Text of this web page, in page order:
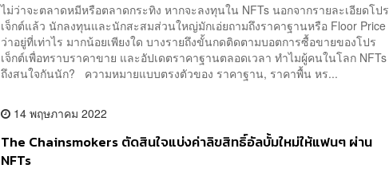
ไม่ว่าจะตลาดหมีหรือตลาดกระทิง หากจะลงทุนใน NFTs นอกจากรายละเอียดโปร
เจ็กต์แล้ว นักลงทุนและนักสะสมส่วนใหญ่มักเอ่ยถามถึงราคาฐานหรือ Floor Price
ว่าอยู่ที่เท่าไร มากน้อยเพียงใด บางรายถึงขั้นกดติดตามบอตการซื้อขายของโปร
เจ็กต์เพื่อทราบราคาขาย และอัปเดตราคาฐานตลอดเวลา ทำไมผู้คนในโลก NFTs
ถึงสนใจกันนัก? ความหมายแบบตรงตัวของ ราคาฐาน, ราคาพื้น หร...
14 พฤษภาคม 2022
The Chainsmokers ตัดสินใจแบ่งค่าลิขสิทธิ์อัลบั้มใหม่ให้แฟนๆ ผ่าน
NFTs